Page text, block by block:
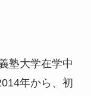
塾大学在学中
年から、初